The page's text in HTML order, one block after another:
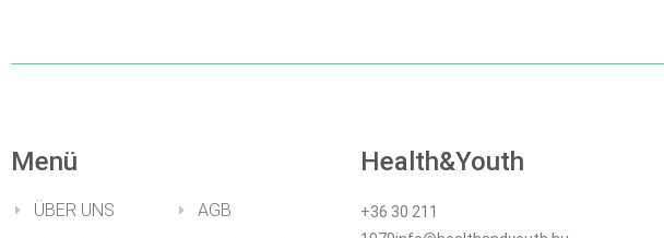
Menü
ÜBER UNS
AGB
Health&Youth
+36 30 211